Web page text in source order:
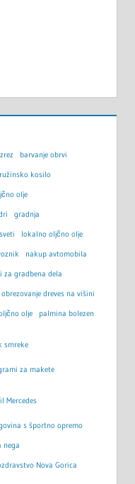
barvanje obrvi
kosilo
olje
gradnja
lokalno oljčno olje
nakup avtomobila
za gradbena dela
obrezovanje dreves na višini
olje palmina bolezen
smreke
za makete
Mercedes
s športno opremo
nega
Nova Gorica